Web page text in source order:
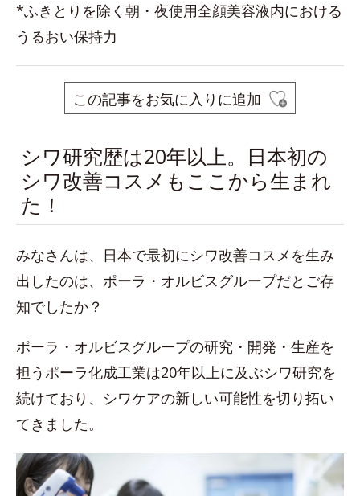
*ふきとりを除く朝・夜使用全顔美容液内における
うるおい保持力
この記事をお気に入りに追加
シワ研究歴は20年以上。日本初の
シワ改善コスメもここから生まれ
た！
みなさんは、日本で最初にシワ改善コスメを生み
出したのは、ポーラ・オルビスグループだとご存
知でしたか？
ポーラ・オルビスグループの研究・開発・生産を
担うポーラ化成工業は20年以上に及ぶシワ研究を
続けており、シワケアの新しい可能性を切り拓い
てきました。